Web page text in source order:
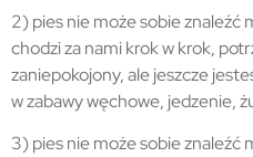
2) pies nie może sobie znaleźć
chodzi za nami krok w krok,
zaniepokojony, ale jeszcze
w zabawy węchowe, jedzenie,
3) pies nie może sobie znaleźć